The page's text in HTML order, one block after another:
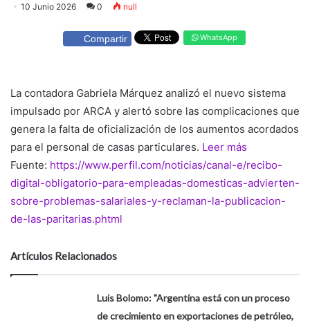
10 Junio 2026 0 null
Compartir WhatsApp
La contadora Gabriela Márquez analizó el nuevo sistema
impulsado por ARCA y alertó sobre las complicaciones que
genera la falta de oficialización de los aumentos acordados
para el personal de casas particulares. Leer más
Fuente: https://www.perfil.com/noticias/canal-e/recibo-
digital-obligatorio-para-empleadas-domesticas-advierten-
sobre-problemas-salariales-y-reclaman-la-publicacion-
de-las-paritarias.phtml
Artículos Relacionados
Luis Bolomo: "Argentina está con un proceso
de crecimiento en exportaciones de petróleo,